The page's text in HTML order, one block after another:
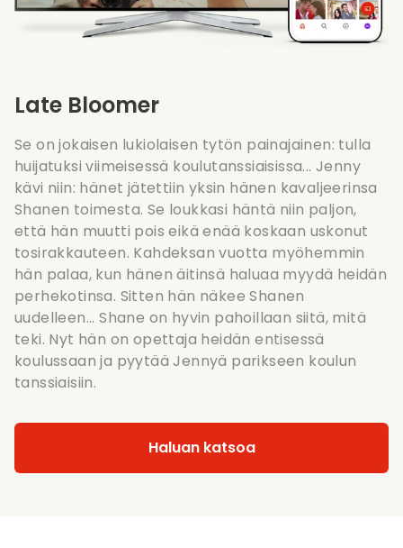
Late Bloomer
Se on jokaisen lukiolaisen tytön painajainen: tulla
huijatuksi viimeisessä koulutanssiaisissa... Jenny
kävi niin: hänet jätettiin yksin hänen kavaljeerinsa
Shanen toimesta. Se loukkasi häntä niin paljon,
että hän muutti pois eikä enää koskaan uskonut
tosirakkauteen. Kahdeksan vuotta myöhemmin
hän palaa, kun hänen äitinsä haluaa myydä heidän
perhekotinsa. Sitten hän näkee Shanen
uudelleen... Shane on hyvin pahoillaan siitä, mitä
teki. Nyt hän on opettaja heidän entisessä
koulussaan ja pyytää Jennyä parikseen koulun
tanssiaisiin.
Haluan katsoa